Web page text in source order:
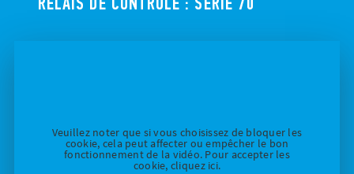
Veuillez noter que si vous choisissez de bloquer les
cookie, cela peut affecter ou empêcher le bon
fonctionnement de la vidéo. Pour accepter les
cookie, cliquez ici.